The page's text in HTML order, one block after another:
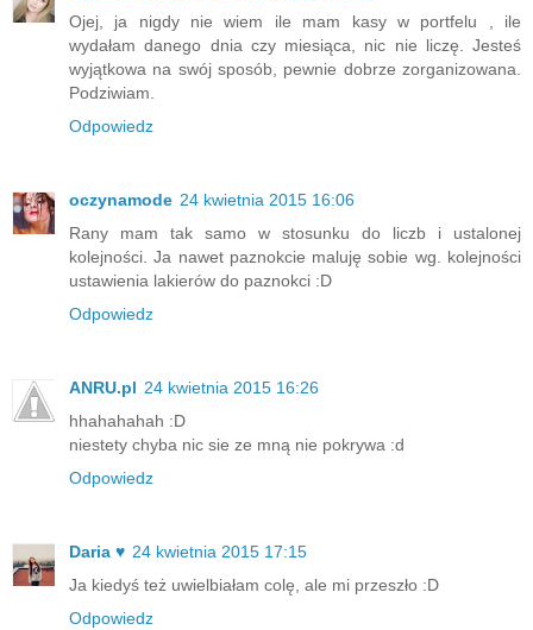
Ojej, ja nigdy nie wiem ile mam kasy w portfelu , ile
wydałam danego dnia czy miesiąca, nic nie liczę. Jesteś
wyjątkowa na swój sposób, pewnie dobrze zorganizowana.
Podziwiam.
Odpowiedz
oczynamode 24 kwietnia 2015 16:06
Rany mam tak samo w stosunku do liczb i ustalonej
kolejności. Ja nawet paznokcie maluję sobie wg. kolejności
ustawienia lakierów do paznokci :D
Odpowiedz
ANRU.pl 24 kwietnia 2015 16:26
hhahahahah :D
niestety chyba nic sie ze mną nie pokrywa :d
Odpowiedz
Daria ♥ 24 kwietnia 2015 17:15
Ja kiedyś też uwielbiałam colę, ale mi przeszło :D
Odpowiedz